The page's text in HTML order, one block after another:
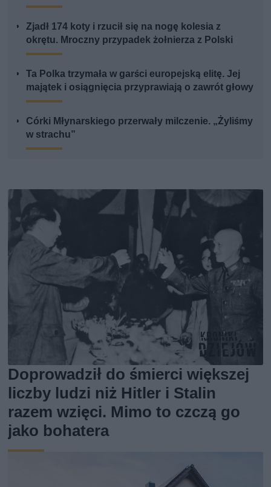
Zjadł 174 koty i rzucił się na nogę kolesia z
okrętu. Mroczny przypadek żołnierza z Polski
Ta Polka trzymała w garści europejską elitę. Jej
majątek i osiągnięcia przyprawiają o zawrót głowy
Córki Młynarskiego przerwały milczenie. „Żyliśmy
w strachu”
Doprowadził do śmierci większej
liczby ludzi niż Hitler i Stalin
razem wzięci. Mimo to czczą go
jako bohatera